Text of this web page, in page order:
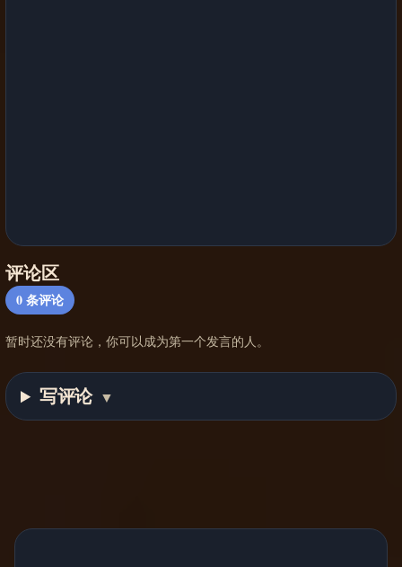
评论区
0条评论
暂时还没有评论，你可以成为第一个发言的人。
写评论 ▼